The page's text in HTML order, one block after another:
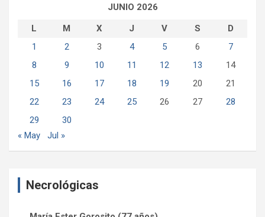
JUNIO 2026
L
M X J V S
D
1
2 3 4 5 6
7
8
9 10 11 12 13
14
15
16 17 18 19 20
21
22
23 24 25 26 27
28
29
30
« May
Jul »
Necrológicas